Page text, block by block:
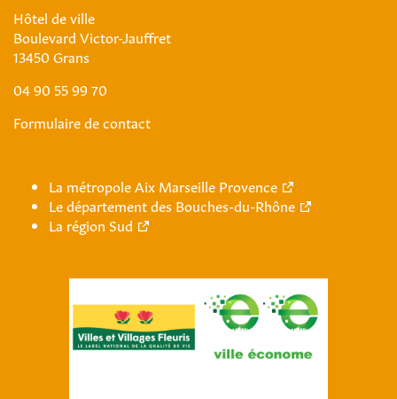
Hôtel de ville
Boulevard Victor-Jauffret
13450 Grans
04 90 55 99 70
Formulaire de contact
La métropole Aix Marseille Provence
Le département des Bouches-du-Rhône
La région Sud